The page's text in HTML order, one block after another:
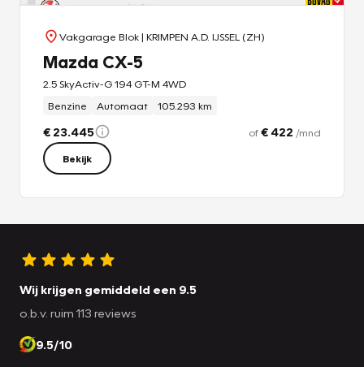
Vakgarage Blok| KRIMPEN A.D. IJSSEL (ZH)
Mazda CX-5
2.5 SkyActiv-G 194 GT-M 4WD
Benzine
Automaat 105.293 km
€ 23.445 of€ 422 /mnd
Bekijk
Wij krijgen gemiddeld een 9.5
o.b.v. ruim 113 reviews
9.5/10